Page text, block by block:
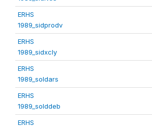
ERHS
1989_sidprodv
ERHS
1989_sidxcly
ERHS
1989_soldars
ERHS
1989_solddeb
ERHS